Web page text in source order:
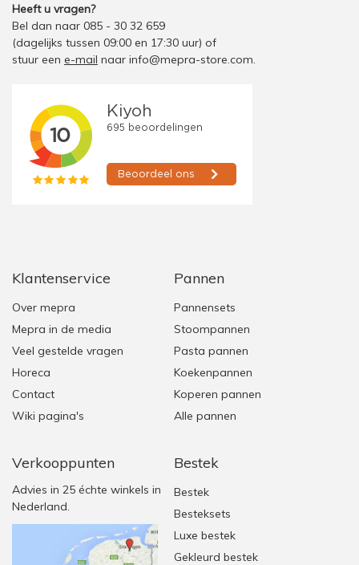
Heeft u vragen?
Bel dan naar 085 - 30 32 659
(dagelijks tussen 09:00 en 17:30 uur) of
stuur een e-mail naar info@mepra-store.com.
Klantenservice
Over mepra
Mepra in de media
Veel gestelde vragen
Horeca
Contact
Wiki pagina's
Verkooppunten
Advies in 25 échte winkels in
Nederland.
Pannen
Pannensets
Stoompannen
Pasta pannen
Koekenpannen
Koperen pannen
Alle pannen
Bestek
Bestek
Besteksets
Luxe bestek
Gekleurd bestek